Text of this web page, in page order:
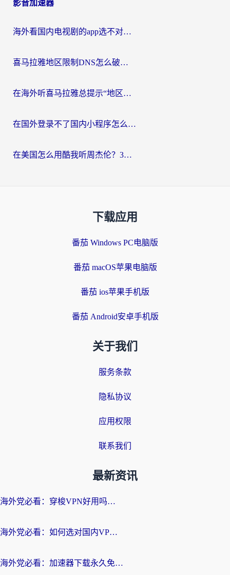
影音加速器
海外看国内电视剧的app选不对？这份回国加速器避坑指南帮你流畅追剧
喜马拉雅地区限制DNS怎么破？海外党听国内音乐听书的终极解决方案
在海外听喜马拉雅总提示“地区限制”？3步轻松解除+听国内音乐全攻略
在国外登录不了国内小程序怎么办？选对回国加速器，轻松解锁国内资源
在美国怎么用酷我听周杰伦？3步搞定海外听歌难题
下载应用
番茄 Windows PC电脑版
番茄 macOS苹果电脑版
番茄 ios苹果手机版
番茄 Android安卓手机版
关于我们
服务条款
隐私协议
应用权限
联系我们
最新资讯
海外党必看：穿梭VPN好用吗？和云帆VPN对比哪个回国效果更好？附真实测评+避坑指南
海外党必看：如何选对国内VPN，实现无缝访问国内资源？
海外党必看：加速器下载永久免费版真的存在吗？教你无缝访问国内资源的正确姿势